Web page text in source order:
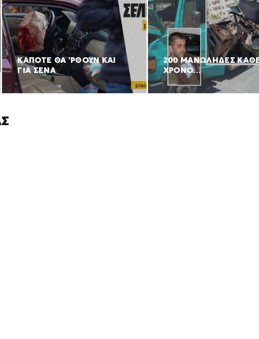
ΚΑΠΟΤΕ ΘΑ ‘ΡΘΟΥΝ ΚΑΙ
ΓΙΑ ΣΕΝΑ
200 ΜΑΝΩΛΗΔΕΣ
ΧΡΟΝΟ…